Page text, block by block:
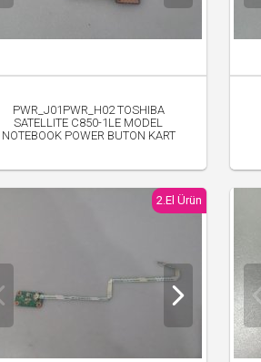
PWR_J01PWR_H02 TOSHIBA
SATELLITE C850-1LE MODEL
NOTEBOOK POWER BUTON KART
2.El Ürün